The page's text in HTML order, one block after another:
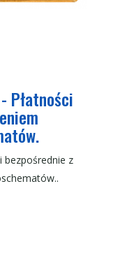
Płatności
bezpośrednie z